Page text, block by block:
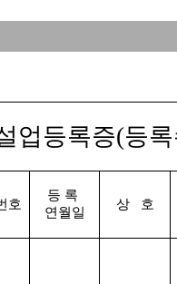
호서식]
업등록증(등
호
등 록
연월일
상 호